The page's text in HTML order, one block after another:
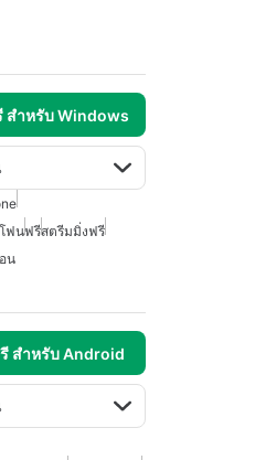
สำหรับ Windows
ฟนฟรีสตรีมมิ่งฟรี
น
สำหรับ Android